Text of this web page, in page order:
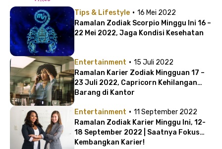
Tips & Lifestyle · 16 Mei 2022
Ramalan Zodiak Scorpio Minggu Ini 16 –
22 Mei 2022, Jaga Kondisi Kesehatan
Entertainment · 15 Juli 2022
Ramalan Karier Zodiak Mingguan 17 –
23 Juli 2022, Capricorn Kehilangan
Barang di Kantor
Entertainment · 11 September 2022
Ramalan Zodiak Karier Minggu Ini, 12-
18 September 2022 | Saatnya Fokus
Kembangkan Karier!